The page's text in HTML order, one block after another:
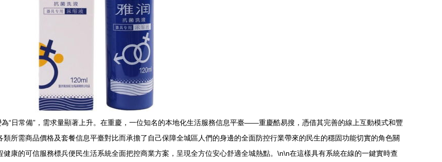
“日常備”，需求量顯著上升。在重慶，一位知名的本地化生活服務信息平臺——重慶酷易搜，憑借其完善的線上互動模式和豐
所需商品價格及套餐信息平臺對比而承擔了自己保障全城區人們的身邊的全面防控行業帶來的民生的穩固功能切實的角色關
康的可信服務標兵便民生活系統全面把控商業方案，呈現全方位安心舒適全城熱點。\n\n在這樣具有系統在線的一鍵實時查